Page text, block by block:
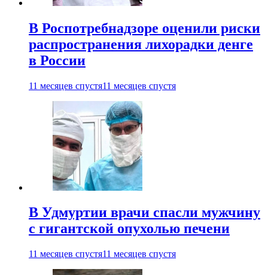
В Роспотребнадзоре оценили риски
распространения лихорадки денге
в России
11 месяцев спустя11 месяцев спустя
В Удмуртии врачи спасли мужчину
с гигантской опухолью печени
11 месяцев спустя11 месяцев спустя